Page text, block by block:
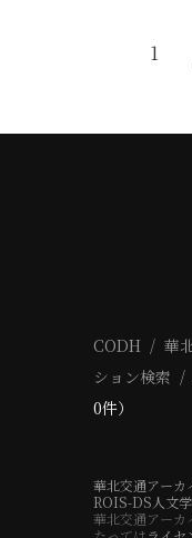
1
CODH 華
ション検索
0件）
華北交通アーカ
ROIS-DS人文
華北交通アーカ